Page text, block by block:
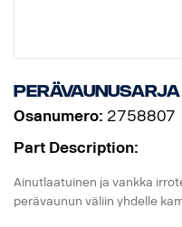
Perävaunusarja
Osanumero: 2758807
Part Description:
Ainutlaatuinen ja vankka
perävaunun väliin yhdelle